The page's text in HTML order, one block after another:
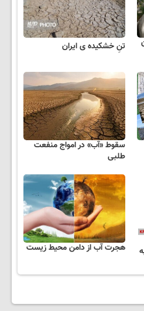
تنِ خشکیده ی ایران
سقوط «آب» در امواج منفعت
طلبی
هجرت آب از دامن محیط زیست